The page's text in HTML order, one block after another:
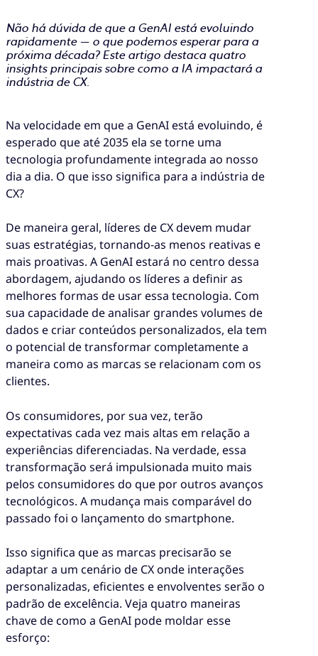
Não há dúvida de que a GenAI está evoluindo
rapidamente — o que podemos esperar para a
próxima década? Este artigo destaca quatro
insights principais sobre como a IA impactará a
indústria de CX.
Na velocidade em que a GenAI está evoluindo, é
esperado que até 2035 ela se torne uma
tecnologia profundamente integrada ao nosso
dia a dia. O que isso significa para a indústria de
CX?
De maneira geral, líderes de CX devem mudar
suas estratégias, tornando-as menos reativas e
mais proativas. A GenAI estará no centro dessa
abordagem, ajudando os líderes a definir as
melhores formas de usar essa tecnologia. Com
sua capacidade de analisar grandes volumes de
dados e criar conteúdos personalizados, ela tem
o potencial de transformar completamente a
maneira como as marcas se relacionam com os
clientes.
Os consumidores, por sua vez, terão
expectativas cada vez mais altas em relação a
experiências diferenciadas. Na verdade, essa
transformação será impulsionada muito mais
pelos consumidores do que por outros avanços
tecnológicos. A mudança mais comparável do
passado foi o lançamento do smartphone.
Isso significa que as marcas precisarão se
adaptar a um cenário de CX onde interações
personalizadas, eficientes e envolventes serão o
padrão de excelência. Veja quatro maneiras
chave de como a GenAI pode moldar esse
esforço: